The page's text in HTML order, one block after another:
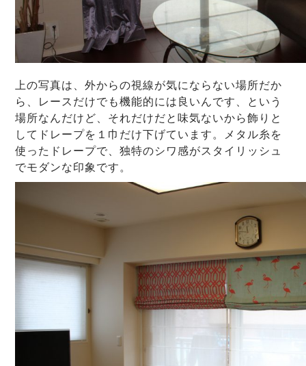
上の写真は、外からの視線が気にならない場所だか
ら、レースだけでも機能的には良いんです、という
場所なんだけど、それだけだと味気ないから飾りと
してドレープを１巾だけ下げています。メタル糸を
使ったドレープで、独特のシワ感がスタイリッシュ
でモダンな印象です。